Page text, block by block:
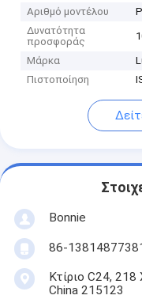
Αριθμό μοντέλου
Δυνατότητα
προσφοράς
Μάρκα
Πιστοποίηση
Bonnie
86-
Κτίριο C24, 218
China 215123